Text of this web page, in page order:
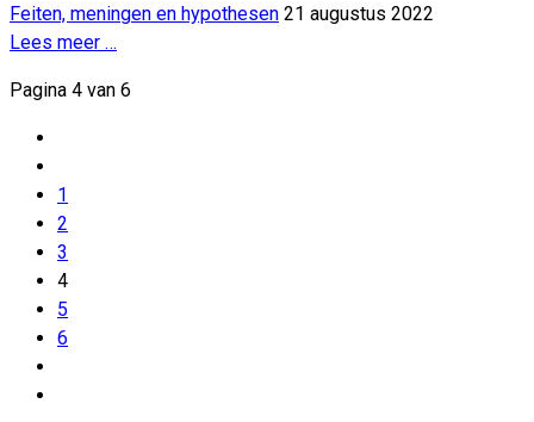
Feiten, meningen en hypothesen 21 augustus 2022
Lees meer …
Pagina 4 van 6
1
2
3
4
5
6